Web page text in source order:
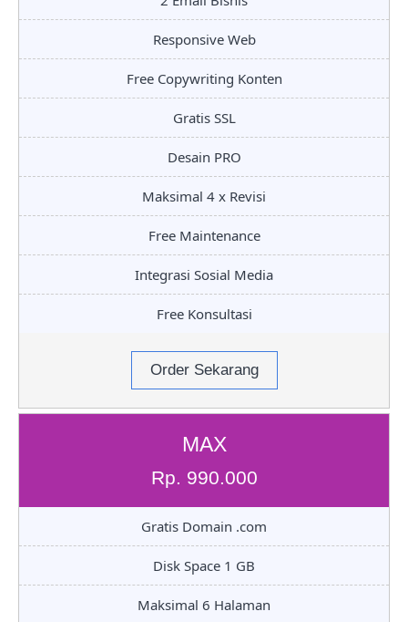
Responsive Web
Free Copywriting Konten
Gratis SSL
Desain PRO
Maksimal 4 x Revisi
Free Maintenance
Integrasi Sosial Media
Free Konsultasi
Order Sekarang
MAX
Rp. 990.000
Gratis Domain .com
Disk Space 1 GB
Maksimal 6 Halaman